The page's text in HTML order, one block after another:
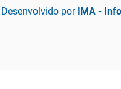
Desenvolvido por IMA -